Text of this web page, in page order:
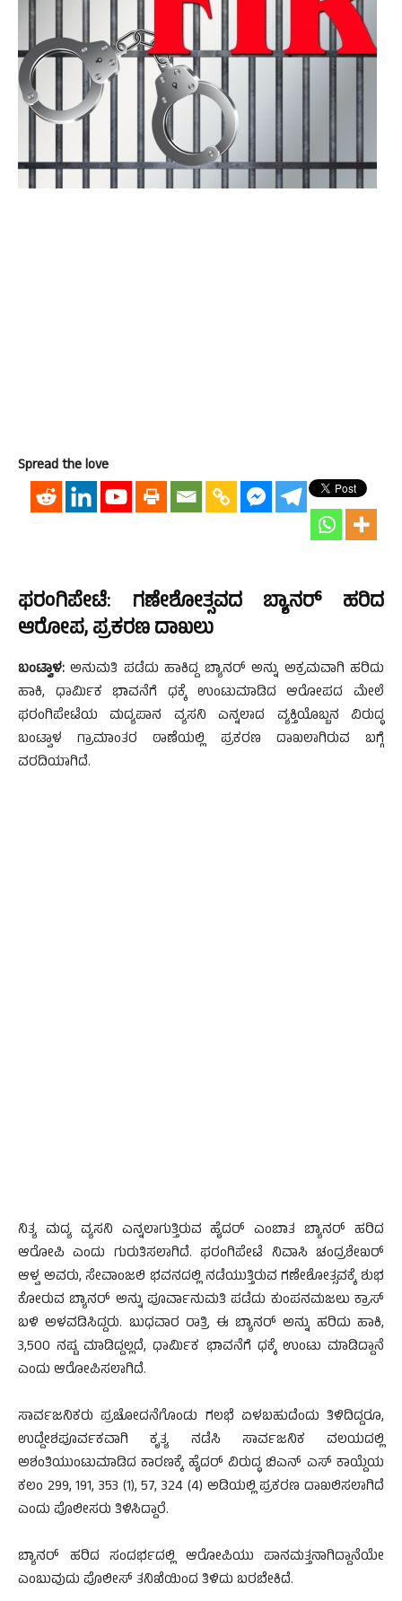
Spread the love
ಫರಂಗಿಪೇಟೆ: ಗಣೇಶೋತ್ಸವದ ಬ್ಯಾನರ್ ಹರಿದ
ಆರೋಪ, ಪ್ರಕರಣ ದಾಖಲು
ಬಂಟ್ವಾಳ: ಅನುಮತಿ‌ ಪಡೆದು ಹಾಕಿದ್ದ‌ ಬ್ಯಾನರ್ ಅನ್ನು ಅಕ್ರಮವಾಗಿ ಹರಿದು
ಹಾಕಿ, ಧಾರ್ಮಿಕ ಭಾವನೆಗೆ ಧಕ್ಕೆ ಉಂಟುಮಾಡಿದ ಆರೋಪದ‌ ಮೇಲೆ
ಫರಂಗಿಪೇಟೆಯ ಮದ್ಯಪಾನ ವ್ಯಸನಿ ಎನ್ನಲಾದ ವ್ಯಕ್ತಿಯೊಬ್ಬನ ವಿರುದ್ಧ
ಬಂಟ್ವಾಳ ಗ್ರಾಮಾಂತರ ಠಾಣೆಯಲ್ಲಿ ಪ್ರಕರಣ ದಾಖಲಾಗಿರುವ ಬಗ್ಗೆ
ವರದಿಯಾಗಿದೆ.
ನಿತ್ಯ ಮದ್ಯ ವ್ಯಸನಿ ಎನ್ನಲಾಗುತ್ತಿರುವ ಹೈದರ್ ಎಂಬಾತ ಬ್ಯಾನರ್‌ ಹರಿದ
ಆರೋಪಿ ಎಂದು ಗುರುತಿಸಲಾಗಿದೆ. ಫರಂಗಿಪೇಟೆ ನಿವಾಸಿ ಚಂದ್ರಶೇಖರ್
ಆಳ್ವ ಅವರು, ಸೇವಾಂಜಲಿ ಭವನದಲ್ಲಿ ನಡೆಯುತ್ತಿರುವ ಗಣೇಶೋತ್ಸವಕ್ಕೆ ಶುಭ
ಕೋರುವ ಬ್ಯಾನರ್ ಅನ್ನು ಪೂರ್ವಾನುಮತಿ‌ ಪಡೆದು ಕುಂಪನಮಜಲು ಕ್ರಾಸ್
ಬಳಿ ಅಳವಡಿಸಿದ್ದರು. ಬುಧವಾರ ರಾತ್ರಿ ಈ‌ ಬ್ಯಾನರ್ ಅನ್ನು ಹರಿದು ಹಾಕಿ,
3,500ನಷ್ಟ ಮಾಡಿದ್ದಲ್ಲದೆ, ಧಾರ್ಮಿಕ‌ ಭಾವನೆಗೆ ಧಕ್ಕೆ ಉಂಟು ಮಾಡಿದ್ದಾನೆ
ಎಂದು ಆರೋಪಿಸಲಾಗಿದೆ.
ಸಾರ್ವಜನಿಕರು ಪ್ರಚೋದನೆಗೊಂಡು ಗಲಭೆ ಏಳಬಹುದೆಂದು ತಿಳಿದಿದ್ದರೂ,
ಉದ್ದೇಶಪೂರ್ವಕವಾಗಿ ಕೃತ್ಯ ನಡೆಸಿ ಸಾರ್ವಜನಿಕ ವಲಯದಲ್ಲಿ
ಅಶಂತಿಯುಂಟುಮಾಡಿದ ಕಾರಣಕ್ಕೆ ಹೈದರ್ ವಿರುದ್ಧ ಬಿಎನ್ ಎಸ್ ಕಾಯ್ದೆಯ
ಕಲಂ 299, 191, 353 (1), 57, 324 (4) ಅಡಿಯಲ್ಲಿ ಪ್ರಕರಣ ದಾಖಲಿಸಲಾಗಿದೆ
ಎಂದು ಪೊಲೀಸರು ತಿಳಿಸಿದ್ದಾರೆ.
ಬ್ಯಾನರ್ ಹರಿದ ಸಂದರ್ಭದಲ್ಲಿ ಆರೋಪಿಯು ಪಾನಮತ್ತನಾಗಿದ್ದಾನೆಯೇ
ಎಂಬುವುದು ಪೊಲೀಸ್ ತನಿಖೆಯಿಂದ ತಿಳಿದು ಬರಬೇಕಿದೆ.